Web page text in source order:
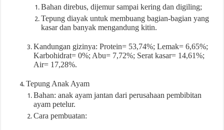
Bahan direbus, dijemur sampai kering dan digiling;
Tepung diayak untuk membuang bagian-bagian yang
kasar dan banyak mengandung kitin.
Kandungan gizinya: Protein= 53,74%; Lemak= 6,65%;
Karbohidrat= 0%; Abu= 7,72%; Serat kasar= 14,61%;
Air= 17,28%.
Tepung Anak Ayam
Bahan: anak ayam jantan dari perusahaan pembibitan
ayam petelur.
Cara pembuatan: